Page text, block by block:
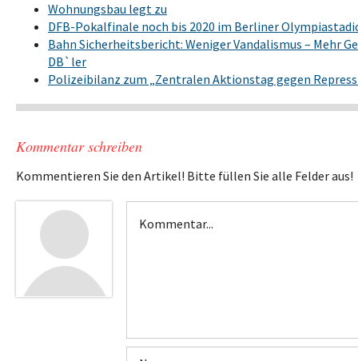
Wohnungsbau legt zu
DFB-Pokalfinale noch bis 2020 im Berliner
Bahn Sicherheitsbericht: Weniger Vandalismus – Mehr
DB`ler
Polizeibilanz zum „Zentralen Aktionstag gegen
Kommentar schreiben
Kommentieren Sie den Artikel! Bitte füllen Sie alle Felder aus!